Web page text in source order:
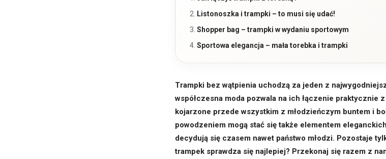
Listonoszka i trampki – to musi się udać!
Shopper bag – trampki w wydaniu sportowym
Sportowa elegancja – mała torebka i trampki
Trampki bez wątpienia uchodzą za jeden z
współczesna moda pozwala na ich łączenie praktycznie
kojarzone przede wszystkim z młodzieńczym buntem i
powodzeniem mogą stać się także elementem
decydują się czasem nawet państwo młodzi. Pozostaje
trampek sprawdza się najlepiej? Przekonaj się razem z